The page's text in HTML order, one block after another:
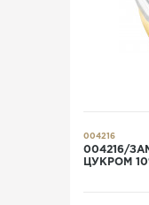
004216
004216/
ЦУКРОМ